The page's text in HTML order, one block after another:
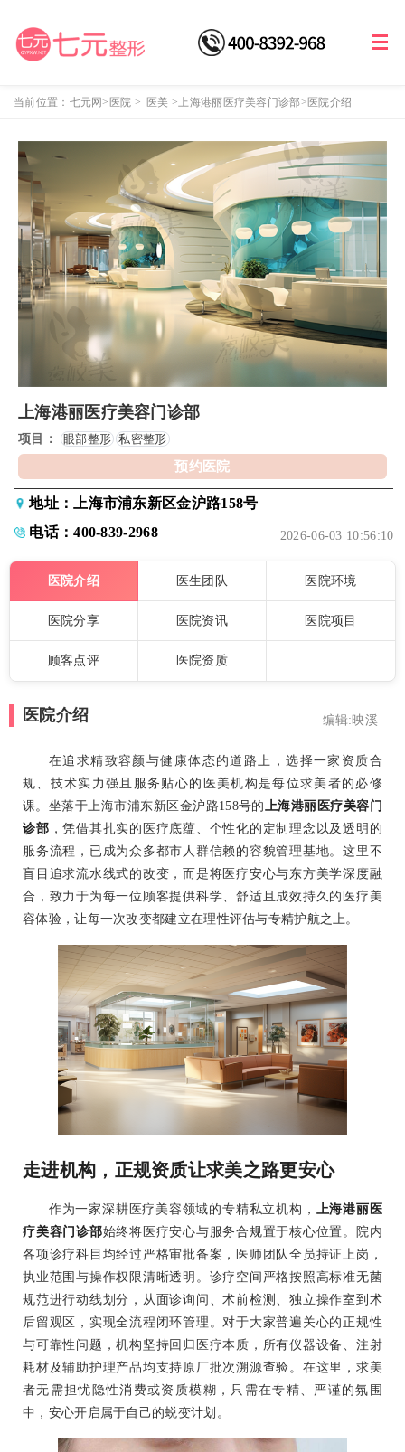
当前位置： 七元网>医院 > 医美 >上海港丽医疗美容门诊部>医院介绍
上海港丽医疗美容门诊部
项目： 眼部整形 私密整形
预约医院
地址：上海市浦东新区金沪路158号
电话：400-839-2968
2026-06-03 10:56:10
医院介绍 医生团队 医院环境
医院分享 医院资讯 医院项目
顾客点评 医院资质
医院介绍 编辑:映溪
在追求精致容颜与健康体态的道路上，选择一家资质合
规、技术实力强且服务贴心的医美机构是每位求美者的必修
课。坐落于上海市浦东新区金沪路158号的
上海港丽医疗美容门
诊部 ，凭借其扎实的医疗底蕴、个性化的定制理念以及透明的
服务流程，已成为众多都市人群信赖的容貌管理基地。这里不
盲目追求流水线式的改变，而是将医疗安心与东方美学深度融
合，致力于为每一位顾客提供科学、舒适且成效持久的医疗美
容体验，让每一次改变都建立在理性评估与专精护航之上。
走进机构，正规资质让求美之路更安心
作为一家深耕医疗美容领域的专精私立机构，
上海港丽医
疗美容门诊部始终将医疗安心与服务合规置于核心位置。院内
各项诊疗科目均经过严格审批备案，医师团队全员持证上岗，
执业范围与操作权限清晰透明。诊疗空间严格按照高标准无菌
规范进行动线划分，从面诊询问、术前检测、独立操作室到术
后留观区，实现全流程闭环管理。对于大家普遍关心的正规性
与可靠性问题，机构坚持回归医疗本质，所有仪器设备、注射
耗材及辅助护理产品均支持原厂批次溯源查验。在这里，求美
者无需担忧隐性消费或资质模糊，只需在专精、严谨的氛围
中，安心开启属于自己的蜕变计划。